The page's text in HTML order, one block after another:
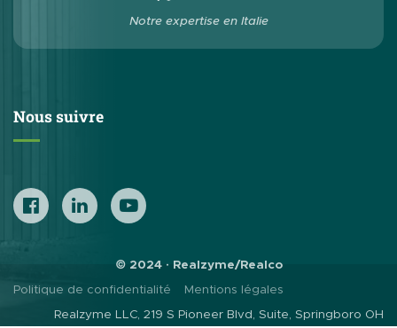
Notre expertise en Italie
Nous suivre
© 2024 · Realzyme/Realco
Politique de confidentialité
Mentions légales
Realzyme LLC, 219 S Pioneer Blvd, Suite, Springboro OH